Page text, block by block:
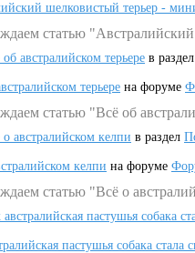
шелковистый терьер -
статью
об австралийском терьере в раздел
терьере на форуме
статью "Всё об
о австралийском келпи в раздел
келпи на форуме
статью "Всё о
австралийская пастушья собака
пастушья собака